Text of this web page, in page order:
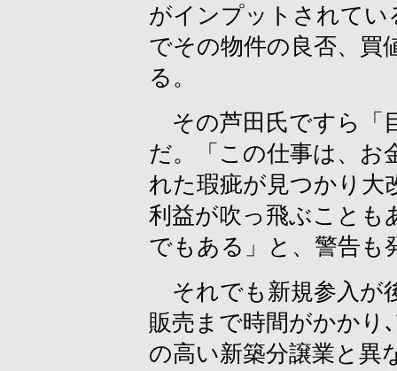
がインプットされてい
でその物件の良否、買
る。
その芦田氏ですら「
だ。「この仕事は、お
れた瑕疵が見つかり大
利益が吹っ飛ぶことも
でもある」と、警告も
それでも新規参入が
販売まで時間がかかり
の高い新築分譲業と異